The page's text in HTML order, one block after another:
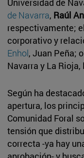
Universidad de
de Navarra, Raúl
respectivamente;
corporativo y
Enhol, Juan Peña;
Navarra y La Rioja,
Según ha
apertura, los
Comunidad Foral
tensión que
correcta -ya hay